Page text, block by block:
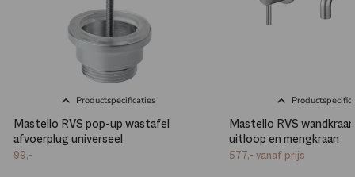
Productspecificaties
Mastello RVS pop-up wastafel
afvoerplug universeel
99,-
Mastello RVS
uitloop en mengkraan
577,- vanaf prijs